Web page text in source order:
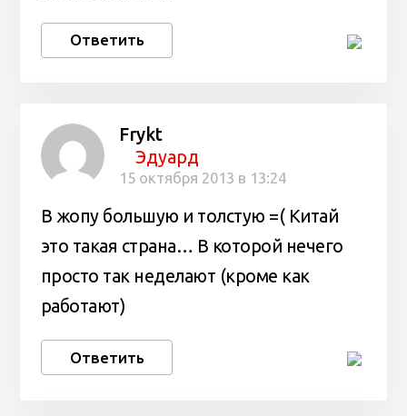
Ответить
Frykt
Эдуард
15 октября 2013 в 13:24
В жопу большую и толстую =( Китай
это такая страна… В которой нечего
просто так неделают (кроме как
работают)
Ответить